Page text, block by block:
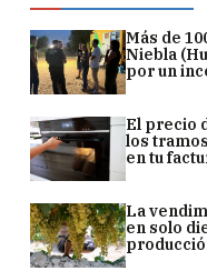
Más de
Niebla
por un
El precio
los
en tu
La
en solo